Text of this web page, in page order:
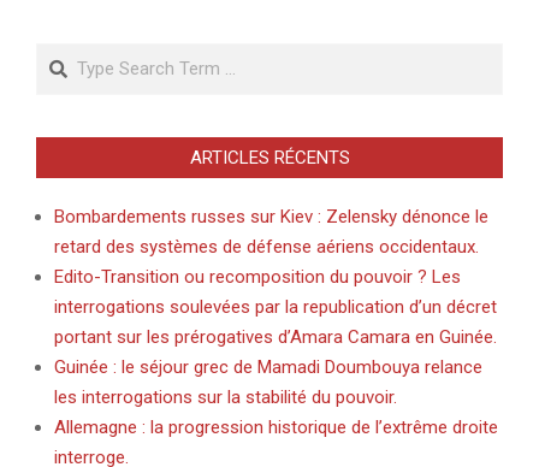
Search
ARTICLES RÉCENTS
Bombardements russes sur Kiev : Zelensky dénonce le
retard des systèmes de défense aériens occidentaux.
Edito-Transition ou recomposition du pouvoir ? Les
interrogations soulevées par la republication d’un décret
portant sur les prérogatives d’Amara Camara en Guinée.
Guinée : le séjour grec de Mamadi Doumbouya relance
les interrogations sur la stabilité du pouvoir.
Allemagne : la progression historique de l’extrême droite
interroge.